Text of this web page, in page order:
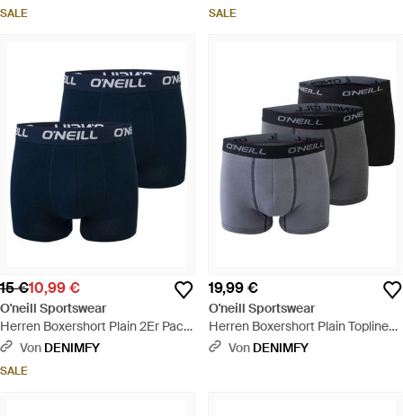
SALE SALE
15 €10,99 €
O'neill Sportswear
Herren Boxershort Plain 2Er Pack
- Blau
Von DENIMFY
SALE
19,99 €
O'neill Sportswear
Herren Boxershort Plain Topline
3Er Pack - Grau
Von DENIMFY